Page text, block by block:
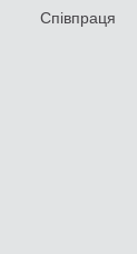
Співпраця